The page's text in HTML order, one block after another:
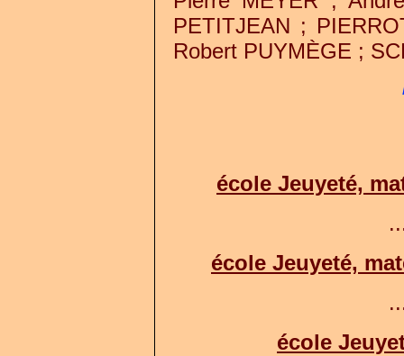
PETITJEAN ;
Robert PUYMÈGE ;
école Jeuyeté,
école Jeuyeté,
école